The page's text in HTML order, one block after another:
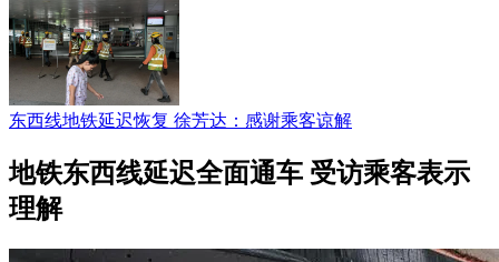
东西线地铁延迟恢复 徐芳达：感谢乘客谅解
地铁东西线延迟全面通车 受访乘客表示
理解